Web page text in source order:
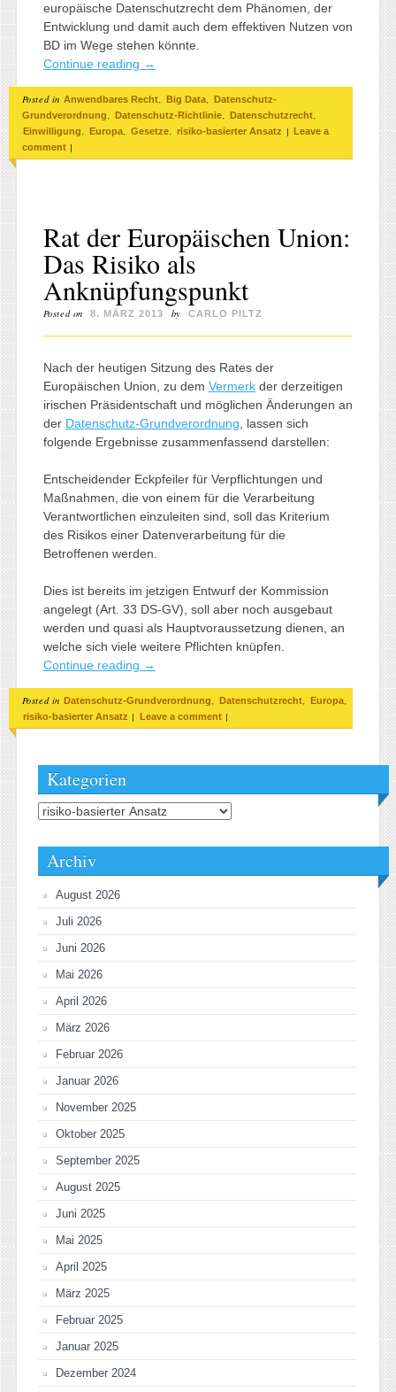
europäische Datenschutzrecht dem Phänomen, der
Entwicklung und damit auch dem effektiven Nutzen von
BD im Wege stehen könnte.
Continue reading →
Posted in Anwendbares Recht, Big Data,
Datenschutz-
Grundverordnung, Datenschutz-Richtlinie, Datenschutzrecht,
Einwilligung, Europa, Gesetze, risiko-basierter Ansatz |
Leave a
comment |
Rat der Europäischen Union:
Das Risiko als
Anknüpfungspunkt
Posted on 8. MÄRZ 2013 by CARLO PILTZ
Nach der heutigen Sitzung des Rates der
Europäischen Union, zu dem Vermerkder derzeitigen
irischen Präsidentschaft und möglichen Änderungen an
der Datenschutz-Grundverordnung , lassen sich
folgende Ergebnisse zusammenfassend darstellen:
Entscheidender Eckpfeiler für Verpflichtungen und
Maßnahmen, die von einem für die Verarbeitung
Verantwortlichen einzuleiten sind, soll das Kriterium
des Risikos einer Datenverarbeitung für die
Betroffenen werden.
Dies ist bereits im jetzigen Entwurf der Kommission
angelegt (Art. 33 DS-GV), soll aber noch ausgebaut
werden und quasi als Hauptvoraussetzung dienen, an
welche sich viele weitere Pflichten knüpfen.
Continue reading →
Posted in Datenschutz-Grundverordnung, Datenschutzrecht, Europa,
risiko-basierter Ansatz | Leave a comment |
Kategorien
Kategorien
Archiv
August 2026
Juli 2026
Juni 2026
Mai 2026
April 2026
März 2026
Februar 2026
Januar 2026
November 2025
Oktober 2025
September 2025
August 2025
Juni 2025
Mai 2025
April 2025
März 2025
Februar 2025
Januar 2025
Dezember 2024